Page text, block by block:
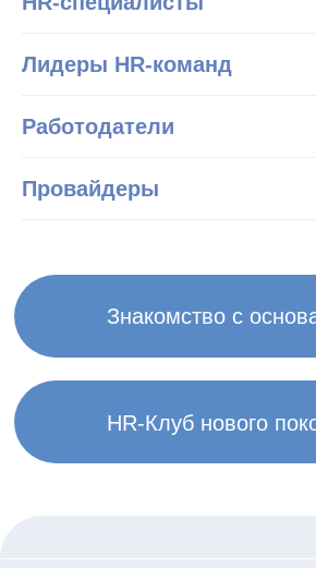
Лидеры HR-команд
Работодатели
Провайдеры